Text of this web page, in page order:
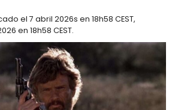
el 7 abril 2026s en 18h58 CEST,
en 18h58 CEST.